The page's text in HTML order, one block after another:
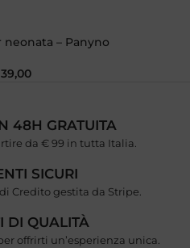
– Panyno
48H GRATUITA
da € 99 in tutta Italia.
SICURI
Credito gestita da Stripe.
DI QUALITÀ
offrirti un’esperienza unica.